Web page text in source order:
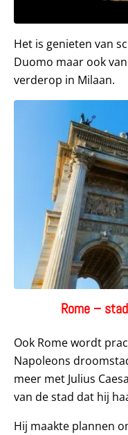
Het is genieten van
Duomo maar ook
verderop in Milaan.
Rome –
Ook Rome wordt
Napoleons
meer met Julius
van de stad dat hij
Hij maakte plannen